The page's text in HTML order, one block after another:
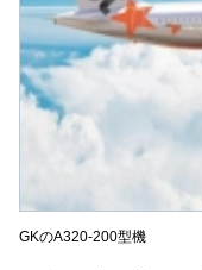
GKのA320-200型機